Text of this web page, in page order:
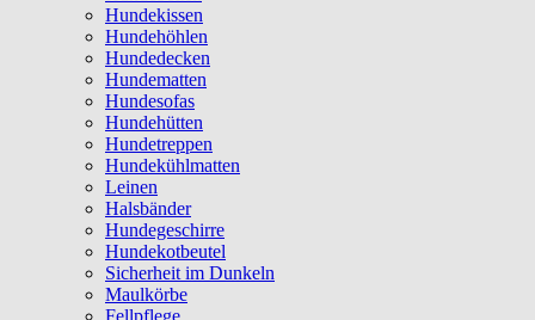
Hundekissen
Hundehöhlen
Hundedecken
Hundematten
Hundesofas
Hundehütten
Hundetreppen
Hundekühlmatten
Leinen
Halsbänder
Hundegeschirre
Hundekotbeutel
Sicherheit im Dunkeln
Maulkörbe
Fellpflege